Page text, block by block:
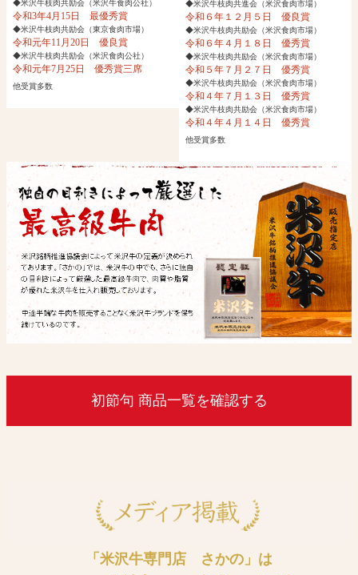
◆米沢牛枝肉共励会（米沢牛食肉公社）
令和3年4月15日 最優秀賞
◆米沢牛枝肉共励会（東京食肉市場）
令和元年11月20日 優良賞
◆米沢牛枝肉共励会（米沢食肉公社）
令和元年7月25日 優秀賞三席
他受賞多数
◆米沢牛枝肉共進会（米沢食肉市場）
令和６年１２月５日 優良賞
◆米沢牛枝肉共励会（米沢食肉市場）
令和６年４月１８日 優秀賞
◆米沢牛枝肉共励会（米沢食肉市場）
令和５年７月２７日 優秀賞
◆米沢牛枝肉共励会（米沢食肉市場）
令和４年７月１３日 優秀賞
◆米沢牛枝肉共励会（米沢食肉市場）
令和４年４月１４日 優秀賞
他受賞多数
初節句 商品一覧を確認する
「米沢牛専門店 さかの」は